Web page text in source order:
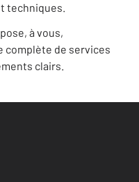
techniques.
à vous,
complète de services
clairs.